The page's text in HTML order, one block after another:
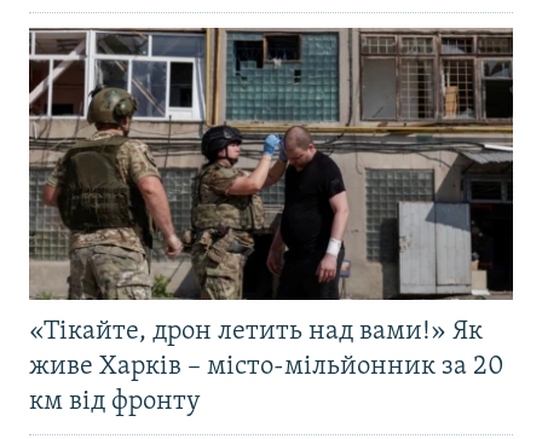
«Тікайте, дрон летить над вами!» Як
живе Харків – місто-мільйонник за 20
км від фронту